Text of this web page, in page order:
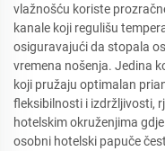
vlažnošću koriste
kanale koji regulišu
osiguravajući da stopala
vremena nošenja. Jedina
koji pružaju optimalan
fleksibilnosti i izdržljivosti,
hotelskim okruženjima
osobni hotelski papuče